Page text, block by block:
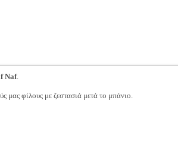
Naf.
μας φίλους με ζεστασιά μετά το μπάνιο.